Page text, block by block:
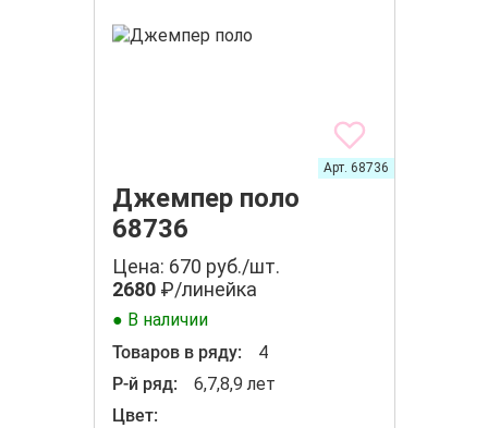
Джемпер поло
68736
Арт. 68736
Цена: 670 руб./шт.
2680₽/линейка
● В наличии
Товаров в ряду:
4
Р-й ряд:
6,7,8,9 лет
Цвет: